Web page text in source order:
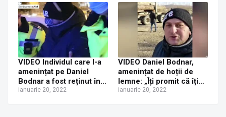
declanșarea unei
anchete, la sesizarea lui
Daniel Bodnar
VIDEO Individul care l-a
amenințat pe Daniel
Bodnar a fost reținut în
arest. Acum spune că îi
ianuarie 20, 2022
VIDEO Daniel Bodnar,
amenințat de hoții de
lemne: „Îți promit că îți
rup picioarele! Îți bag
ianuarie 20, 2022